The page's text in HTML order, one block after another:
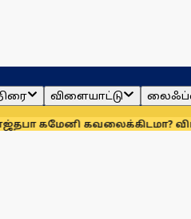
விளையாட்டு
கவலைக்கிடமா? விடியோ